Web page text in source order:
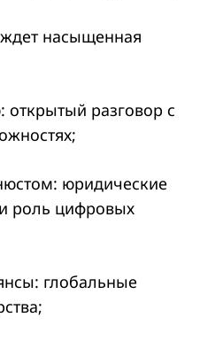
насыщенная
разговор с
юридические
роль цифровых
глобальные